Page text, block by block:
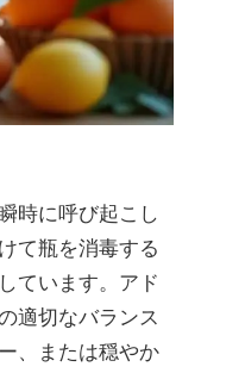
時に呼び起こし
て瓶を消毒する
ています。アド
適切なバランス
、または穏やか